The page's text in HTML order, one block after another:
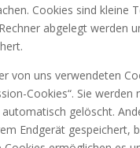
Cookies sind kleine
abgelegt werden
von uns verwendeten
Cookies“. Sie werden
gelöscht.
Endgerät gespeichert,